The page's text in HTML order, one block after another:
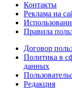
Контакты
Реклама на
Правила
Договор
Политика в
данных
Редакция